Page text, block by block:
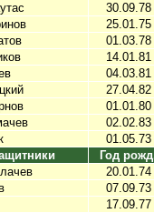
30.09.78
25.01.75
01.03.78
14.01.81
04.03.81
27.04.82
01.01.80
02.02.83
01.05.73
Год
20.01.74
07.09.73
17.09.77